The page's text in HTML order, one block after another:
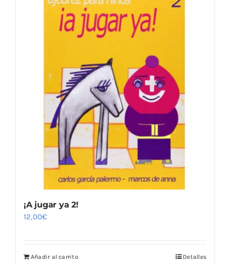
¡A jugar ya 2!
12,00€
Añadir al carrito Detalles